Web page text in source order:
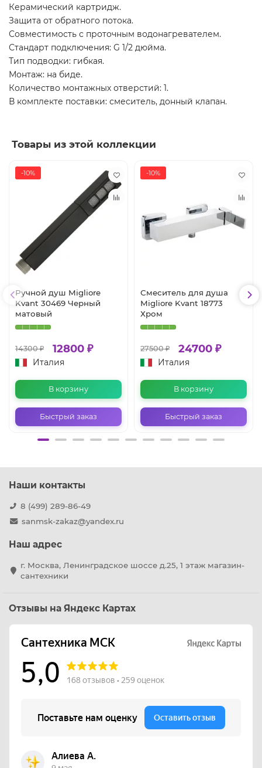
Керамический картридж.
Защита от обратного потока.
Совместимость с проточным водонагревателем.
Стандарт подключения: G 1/2 дюйма.
Тип подводки: гибкая.
Монтаж: на биде.
Количество монтажных отверстий: 1.
В комплекте поставки: смеситель, донный клапан.
Товары из этой коллекции
-10%
Ручной душ Migliore
Kvant 30469 Черный
матовый
14300 ₽ 12800 ₽
Италия
В корзину
Быстрый заказ
-10%
Смеситель для душа
Migliore Kvant 18773
Хром
27500 ₽ 24700 ₽
Италия
В корзину
Быстрый заказ
Наши контакты
8 (499) 289-86-49
sanmsk-zakaz@yandex.ru
Наш адрес
г. Москва, Ленинградское шоссе д.25, 1 этаж магазин-
сантехники
Отзывы на Яндекс Картах